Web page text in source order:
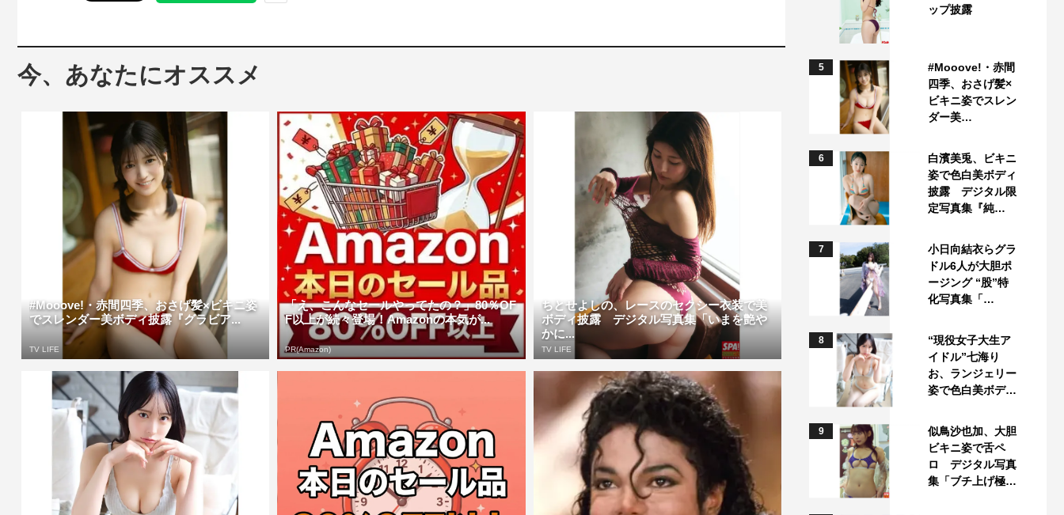
今、あなたにオススメ
#Mooove!・赤間四季、おさげ髪×ビキニ姿
でスレンダー美ボディ披露『グラビア...
TV LIFE
「え、こんなセールやってたの？」80％OF
F以上が続々登場！Amazonの本気が...
PR(Amazon)
ちとせよしの、レースのセクシー衣装で美
ボディ披露 デジタル写真集「いまを艶や
かに...
TV LIFE
ップ披露
5
#Mooove!・赤間
四季、おさげ髪×
ビキニ姿でスレン
ダー美…
6
白濱美兎、ビキニ
姿で色白美ボディ
披露 デジタル限
定写真集『純…
7
小日向結衣らグラ
ドル6人が大胆ポ
ージング “股”特
化写真集「…
8
“現役女子大生ア
イドル”七海り
お、ランジェリー
姿で色白美ボデ…
9
似鳥沙也加、大胆
ビキニ姿で舌ペ
ロ デジタル写真
集「ブチ上げ極…